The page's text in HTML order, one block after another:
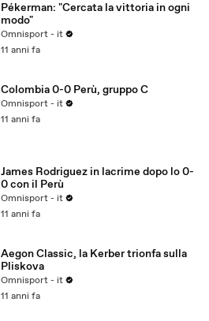
Pékerman: "Cercata la vittoria in ogni
modo"
Omnisport - it
11 anni fa
Colombia 0-0 Perù, gruppo C
Omnisport - it
11 anni fa
James Rodriguez in lacrime dopo lo 0-
0 con il Perù
Omnisport - it
11 anni fa
Aegon Classic, la Kerber trionfa sulla
Pliskova
Omnisport - it
11 anni fa